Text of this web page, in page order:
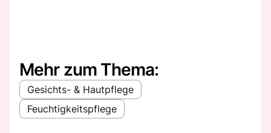
Mehr zum Thema:
Gesichts- & Hautpflege
Feuchtigkeitspflege